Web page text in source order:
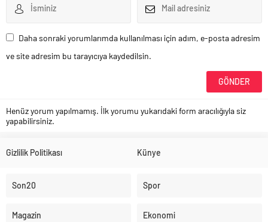
Daha sonraki yorumlarımda kullanılması için adım, e-posta adresim
ve site adresim bu tarayıcıya kaydedilsin.
Henüz yorum yapılmamış. İlk yorumu yukarıdaki form aracılığıyla siz
yapabilirsiniz.
Gizlilik Politikası Künye
Son20 Spor
Magazin Ekonomi